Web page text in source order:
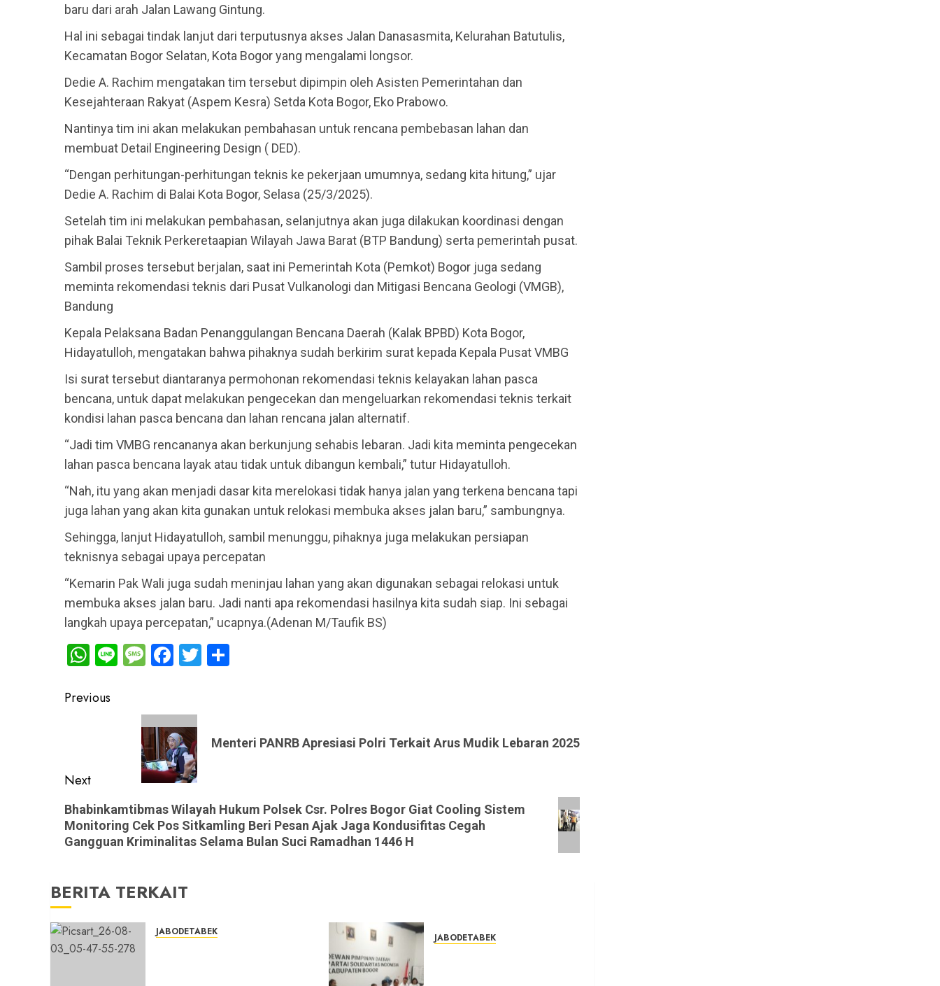
baru dari arah Jalan Lawang Gintung.
Hal ini sebagai tindak lanjut dari terputusnya akses Jalan Danasasmita, Kelurahan Batutulis,
Kecamatan Bogor Selatan, Kota Bogor yang mengalami longsor.
Dedie A. Rachim mengatakan tim tersebut dipimpin oleh Asisten Pemerintahan dan
Kesejahteraan Rakyat (Aspem Kesra) Setda Kota Bogor, Eko Prabowo.
Nantinya tim ini akan melakukan pembahasan untuk rencana pembebasan lahan dan
membuat Detail Engineering Design ( DED).
“Dengan perhitungan-perhitungan teknis ke pekerjaan umumnya, sedang kita hitung,” ujar
Dedie A. Rachim di Balai Kota Bogor, Selasa (25/3/2025).
Setelah tim ini melakukan pembahasan, selanjutnya akan juga dilakukan koordinasi dengan
pihak Balai Teknik Perkeretaapian Wilayah Jawa Barat (BTP Bandung) serta pemerintah pusat.
Sambil proses tersebut berjalan, saat ini Pemerintah Kota (Pemkot) Bogor juga sedang
meminta rekomendasi teknis dari Pusat Vulkanologi dan Mitigasi Bencana Geologi (VMGB),
Bandung
Kepala Pelaksana Badan Penanggulangan Bencana Daerah (Kalak BPBD) Kota Bogor,
Hidayatulloh, mengatakan bahwa pihaknya sudah berkirim surat kepada Kepala Pusat VMBG
Isi surat tersebut diantaranya permohonan rekomendasi teknis kelayakan lahan pasca
bencana, untuk dapat melakukan pengecekan dan mengeluarkan rekomendasi teknis terkait
kondisi lahan pasca bencana dan lahan rencana jalan alternatif.
“Jadi tim VMBG rencananya akan berkunjung sehabis lebaran. Jadi kita meminta pengecekan
lahan pasca bencana layak atau tidak untuk dibangun kembali,” tutur Hidayatulloh.
“Nah, itu yang akan menjadi dasar kita merelokasi tidak hanya jalan yang terkena bencana tapi
juga lahan yang akan kita gunakan untuk relokasi membuka akses jalan baru,” sambungnya.
Sehingga, lanjut Hidayatulloh, sambil menunggu, pihaknya juga melakukan persiapan
teknisnya sebagai upaya percepatan
“Kemarin Pak Wali juga sudah meninjau lahan yang akan digunakan sebagai relokasi untuk
membuka akses jalan baru. Jadi nanti apa rekomendasi hasilnya kita sudah siap. Ini sebagai
langkah upaya percepatan,” ucapnya.(Adenan M/Taufik BS)
WhatsApp
LineMessage
Facebook
Twitter
Post
navigation
Previous
Menteri PANRB Apresiasi Polri Terkait Arus Mudik Lebaran 2025
Next
Next
post:
Bhabinkamtibmas Wilayah Hukum Polsek Csr. Polres Bogor Giat Cooling Sistem
Monitoring Cek Pos Sitkamling Beri Pesan Ajak Jaga Kondusifitas Cegah
Gangguan Kriminalitas Selama Bulan Suci Ramadhan 1446 H
BERITA TERKAIT
JABODETABEK JABODETABEK